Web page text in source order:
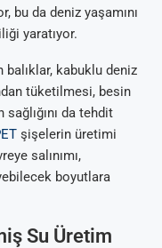
bu da deniz yaşamını
yaratıyor.
kabuklu deniz
tüketilmesi, besin
da tehdit
şişelerin üretimi
salınımı,
boyutlara
Su Üretim